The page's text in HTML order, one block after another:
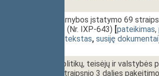
Valstybės tarnybos įstatymo 69
PROJEKTAS (Nr. IXP-643) [pateikimas,
dokumento tekstas, susiję dokumentai
Valstybės politikų, teisėjų ir valstybės
įstatymo 7 straipsnio 3 dalies